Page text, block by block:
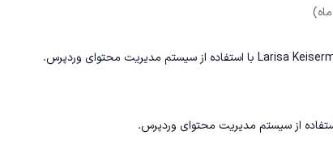
از سیستم مدیریت محتوای وردپرس.